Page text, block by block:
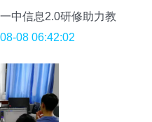
中信息2.0研修助力教
发展08 06:42:02